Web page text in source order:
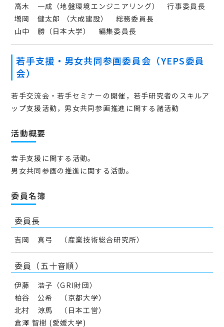
高木 一成（地盤環境エンジニアリング） 行事委員長
増岡 健太郎 （大成建設） 総務委員長
山中 勝（日本大学） 編集委員長
若手支援・男女共同参画委員会（YEPS委員
会）
若手交流会・若手セミナーの開催，若手研究者のスキルア
ップ支援活動，男女共同参画推進に関する諸活動
活動概要
若手支援に関する活動。
男女共同参画の推進に関する活動。
委員名簿
委員長
吉岡 真弓 （産業技術総合研究所）
委員（五十音順）
伊藤 浩子（GRI財団）
柏谷 公希 （京都大学）
北村 涼馬 （日本工営）
倉澤 智樹 (愛媛大学)